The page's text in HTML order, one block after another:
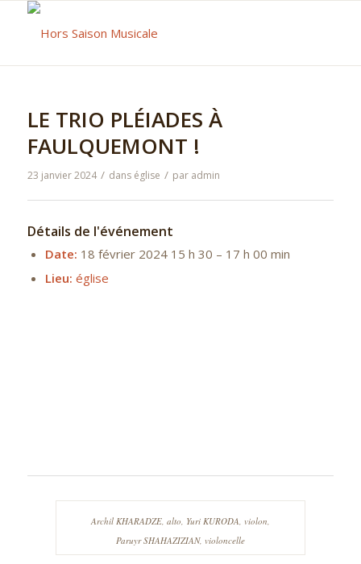
LE TRIO PLÉIADES À
FAULQUEMONT !
23 janvier 2024 / dans église / par admin
Détails de l'événement
Date: 18 février 2024 15 h 30 – 17 h 00 min
Lieu: église
Archil KHARADZE, alto, Yuri KURODA, violon,
Paruyr SHAHAZIZIAN, violoncelle